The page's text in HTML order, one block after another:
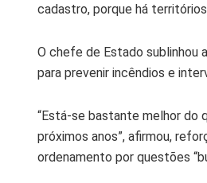
cadastro, porque há
O chefe de Estado sublinhou
para prevenir incêndios e
“Está-se bastante melhor do
próximos anos”, afirmou,
ordenamento por questões